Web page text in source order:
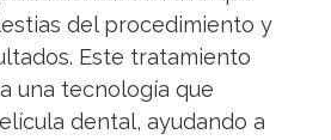
del procedimiento y
Este tratamiento
una tecnología que
dental, ayudando a